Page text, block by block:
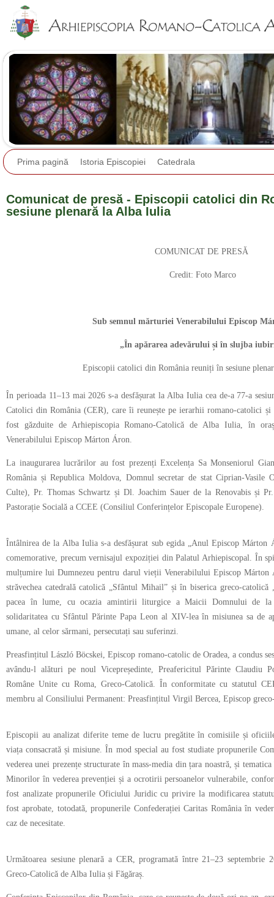
Prima pagină Istoria Episcopiei Catedrala
Comunicat de presă - Episcopii catolici din
sesiune plenară la Alba Iulia
COMUNICAT DE PRESĂ
Credit: Foto Marco
Sub semnul mărturiei Venerabilului Episcop
„În apărarea adevărului și în slujba
Episcopii catolici din România reuniți în sesiune
În perioada 11–13 mai 2026 s-a desfășurat la Alba Iulia cea de-a 77-a
Catolici din România (CER), care îi reunește pe ierarhii romano-catolici
fost găzduite de Arhiepiscopia Romano-Catolică de Alba Iulia, în
Venerabilului Episcop Márton Áron.
La inaugurarea lucrărilor au fost prezenți Excelența Sa Monseniorul
România și Republica Moldova, Domnul secretar de stat Ciprian-Vasile
Culte), Pr. Thomas Schwartz și Dl. Joachim Sauer de la Renovabis și
Pastorație Socială a CCEE (Consiliul Conferințelor Episcopale Europene).
Întâlnirea de la Alba Iulia s-a desfășurat sub egida „Anul Episcop Márton
comemorative, precum vernisajul expoziției din Palatul Arhiepiscopal. În
mulțumire lui Dumnezeu pentru darul vieții Venerabilului Episcop
străvechea catedrală catolică „Sfântul Mihail” și în biserica greco-catolică
pacea în lume, cu ocazia amintirii liturgice a Maicii Domnului de la
solidaritatea cu Sfântul Părinte Papa Leon al XIV-lea în misiunea sa de
umane, al celor sărmani, persecutați sau suferinzi.
Preasfințitul László Böcskei, Episcop romano-catolic de Oradea, a condus
avându-l alături pe noul Vicepreședinte, Preafericitul Părinte Claudiu
Române Unite cu Roma, Greco-Catolică. În conformitate cu statutul
membru al Consiliului Permanent: Preasfințitul Virgil Bercea, Episcop
Episcopii au analizat diferite teme de lucru pregătite în comisiile și
viața consacrată și misiune. În mod special au fost studiate propunerile
vederea unei prezențe structurate în mass-media din țara noastră, și
Minorilor în vederea prevenției și a ocrotirii persoanelor vulnerabile,
fost analizate propunerile Oficiului Juridic cu privire la modificarea
fost aprobate, totodată, propunerile Confederației Caritas România în
caz de necesitate.
Următoarea sesiune plenară a CER, programată între 21–23
Greco-Catolică de Alba Iulia și Făgăraș.